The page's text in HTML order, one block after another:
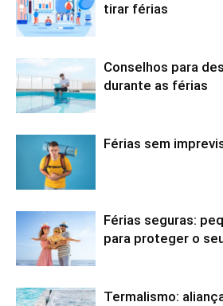
tirar férias
Conselhos para
durante as férias
Férias sem
Férias seguras:
para proteger o
Termalismo: